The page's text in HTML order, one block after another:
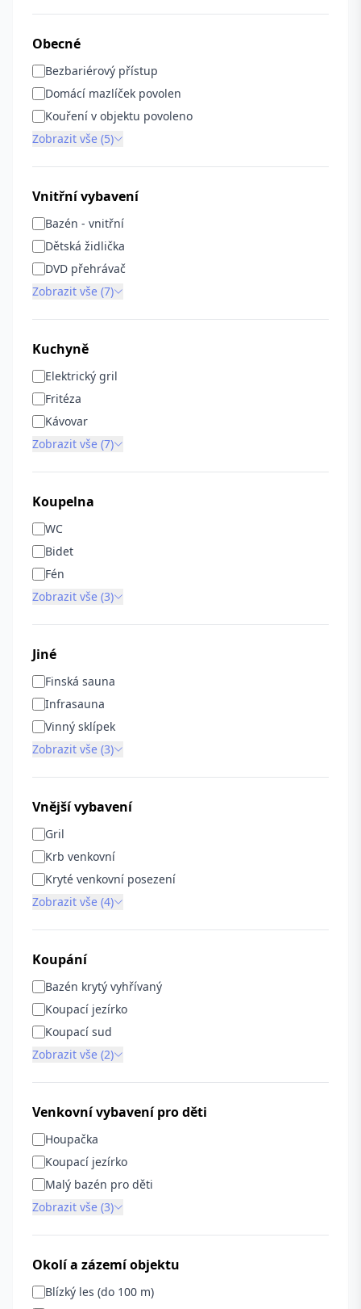
Obecné
Bezbariérový přístup
Domácí mazlíček povolen
Kouření v objektu povoleno
Zobrazit vše (5)
Vnitřní vybavení
Bazén - vnitřní
Dětská židlička
DVD přehrávač
Zobrazit vše (7)
Kuchyně
Elektrický gril
Fritéza
Kávovar
Zobrazit vše (7)
Koupelna
WC
Bidet
Fén
Zobrazit vše (3)
Jiné
Finská sauna
Infrasauna
Vinný sklípek
Zobrazit vše (3)
Vnější vybavení
Gril
Krb venkovní
Kryté venkovní posezení
Zobrazit vše (4)
Koupání
Bazén krytý vyhřívaný
Koupací jezírko
Koupací sud
Zobrazit vše (2)
Venkovní vybavení pro děti
Houpačka
Koupací jezírko
Malý bazén pro děti
Zobrazit vše (3)
Okolí a zázemí objektu
Blízký les (do 100 m)